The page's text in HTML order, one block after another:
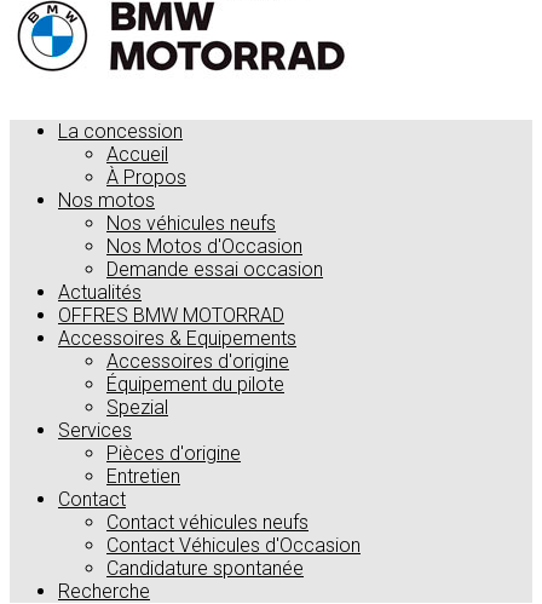
La concession
Accueil
À Propos
Nos motos
Nos véhicules neufs
Nos Motos d'Occasion
Demande essai occasion
Actualités
OFFRES BMW MOTORRAD
Accessoires & Equipements
Accessoires d'origine
Équipement du pilote
Spezial
Services
Pièces d'origine
Entretien
Contact
Contact véhicules neufs
Contact Véhicules d'Occasion
Candidature spontanée
Recherche